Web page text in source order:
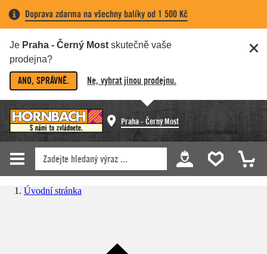
Doprava zdarma na všechny balíky od 1 500 Kč
Je Praha - Černý Most skutečně vaše
prodejna?
ANO, SPRÁVNĚ. Ne, vybrat jinou prodejnu.
Praha - Černý Most
Úvodní stránka